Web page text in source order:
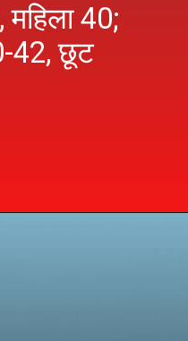
40;
42, छूट